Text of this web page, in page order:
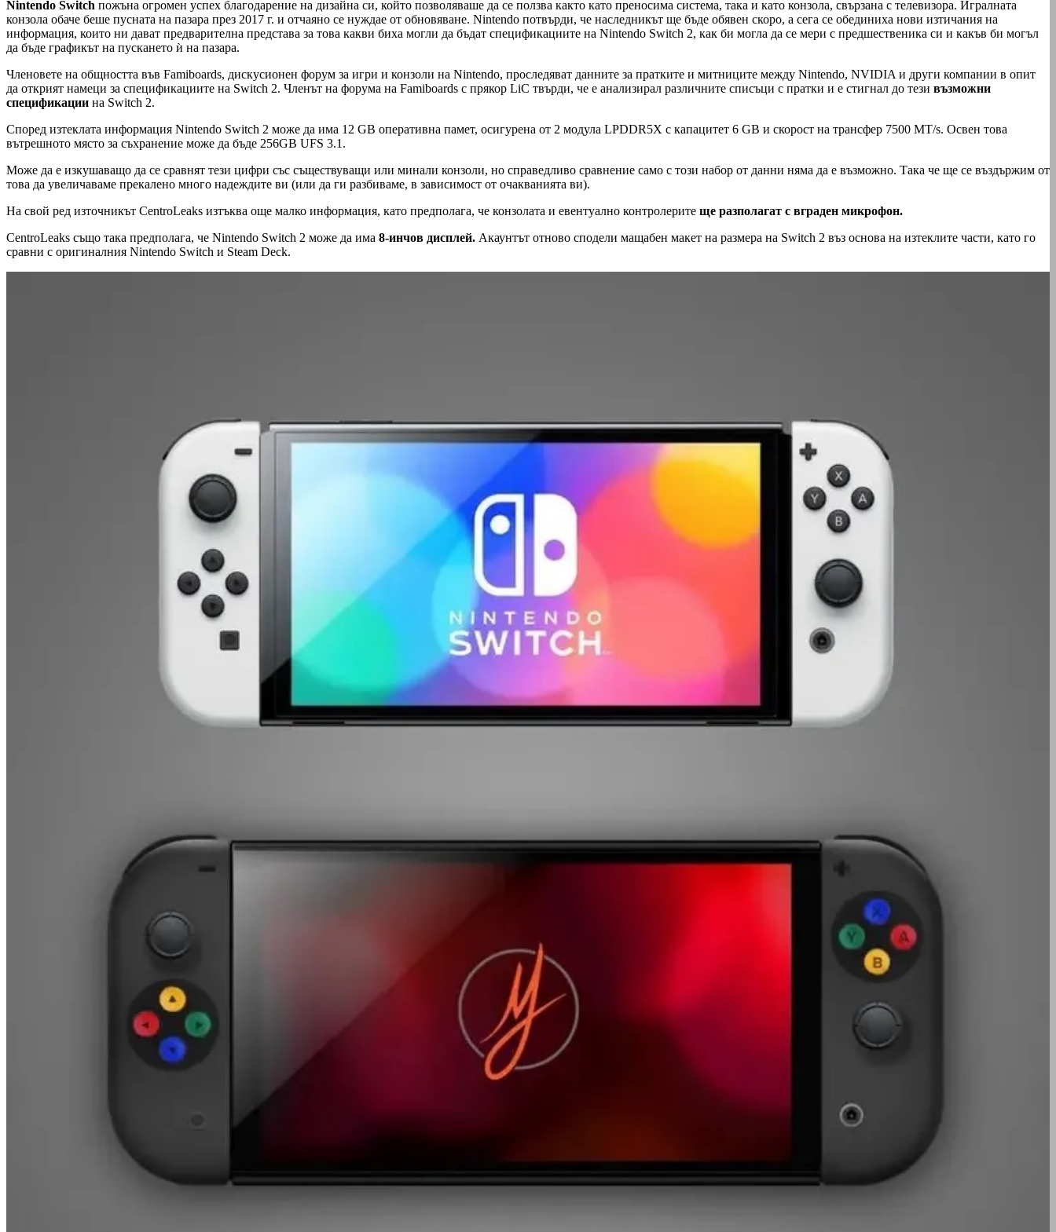
Nintendo Switch пожъна огромен успех благодарение на дизайна си, който позволяваше да се ползва както като преносима система, така и като конзола, свързана с телевизора. Игралната
конзола обаче беше пусната на пазара през 2017 г. и отчаяно се нуждае от обновяване. Nintendo потвърди, че наследникът ще бъде обявен скоро, а сега се обединиха нови изтичания на
информация, които ни дават предварителна представа за това какви биха могли да бъдат спецификациите на Nintendo Switch 2, как би могла да се мери с предшественика си и какъв би могъл
да бъде графикът на пускането ѝ на пазара.
Членовете на общността във Famiboards, дискусионен форум за игри и конзоли на Nintendo, проследяват данните за пратките и митниците между Nintendo, NVIDIA и други компании в опит
да открият намеци за спецификациите на Switch 2. Членът на форума на Famiboards с прякор LiC твърди, че е анализирал различните списъци с пратки и е стигнал до тези възможни
спецификации на Switch 2.
Според изтеклата информация Nintendo Switch 2 може да има 12 GB оперативна памет, осигурена от 2 модула LPDDR5X с капацитет 6 GB и скорост на трансфер 7500 МТ/s. Освен това
вътрешното място за съхранение може да бъде 256GB UFS 3.1.
Може да е изкушаващо да се сравнят тези цифри със съществуващи или минали конзоли, но справедливо сравнение само с този набор от данни няма да е възможно. Така че ще се въздържим от
това да увеличаваме прекалено много надеждите ви (или да ги разбиваме, в зависимост от очакванията ви).
На свой ред източникът CentroLeaks изтъква още малко информация, като предполага, че конзолата и евентуално контролерите ще разполагат с вграден микрофон.
CentroLeaks също така предполага, че Nintendo Switch 2 може да има 8-инчов дисплей. Акаунтът отново сподели мащабен макет на размера на Switch 2 въз основа на изтеклите части, като го
сравни с оригиналния Nintendo Switch и Steam Deck.